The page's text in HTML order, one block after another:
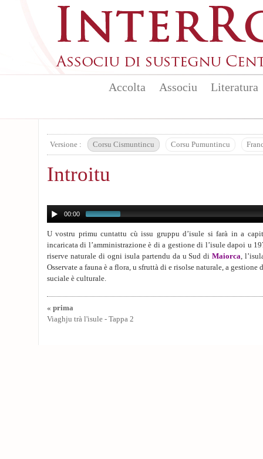
Accolta Associu Literatura
Versione : Corsu Cismuntincu Corsu Pumuntincu
Introitu
00:00
U vostru primu cuntattu cù issu gruppu d’isule si farà in a
incaricata di l’amministrazione è di a gestione di l’isule dapoi u
riserve naturale di ogni isula partendu da u Sud diMaiorca,
Osservate a fauna è a flora, u sfruttà di e risolse naturale, a
suciale è culturale.
« prima
Viaghju trà l'isule - Tappa 2